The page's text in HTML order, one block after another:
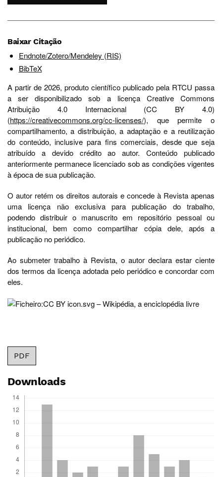
Baixar Citação
Endnote/Zotero/Mendeley (RIS)
BibTeX
A partir de 2026, produto científico publicado pela RTCU passa
a ser disponibilizado sob a licença Creative Commons
Atribuição 4.0 Internacional (CC BY 4.0)
(https://creativecommons.org/cc-licenses/), que permite o
compartilhamento, a distribuição, a adaptação e a reutilização
do conteúdo, inclusive para fins comerciais, desde que seja
atribuído a devido crédito ao autor. Conteúdo publicado
anteriormente permanece licenciado sob as condições vigentes
à época de sua publicação.
O autor retém os direitos autorais e concede à Revista apenas
uma licença não exclusiva para publicação do trabalho,
podendo distribuir o manuscrito em repositório pessoal ou
institucional, bem como compartilhar cópia dele, após a
publicação no periódico.
Ao submeter trabalho à Revista, o autor declara estar ciente
dos termos da licença adotada pelo periódico e concordar com
eles.
PDF
Downloads